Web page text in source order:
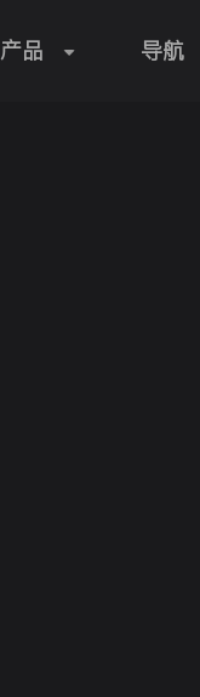
产品 导航